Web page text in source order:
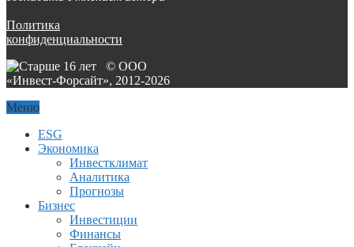
Политика
конфиденциальности
© ООО
«Инвест-Форсайт», 2012-2026
Меню
ESG
Экономика
Инвестклимат
Аналитика
Прогнозы
Бизнес
Инвестиции
Финансы